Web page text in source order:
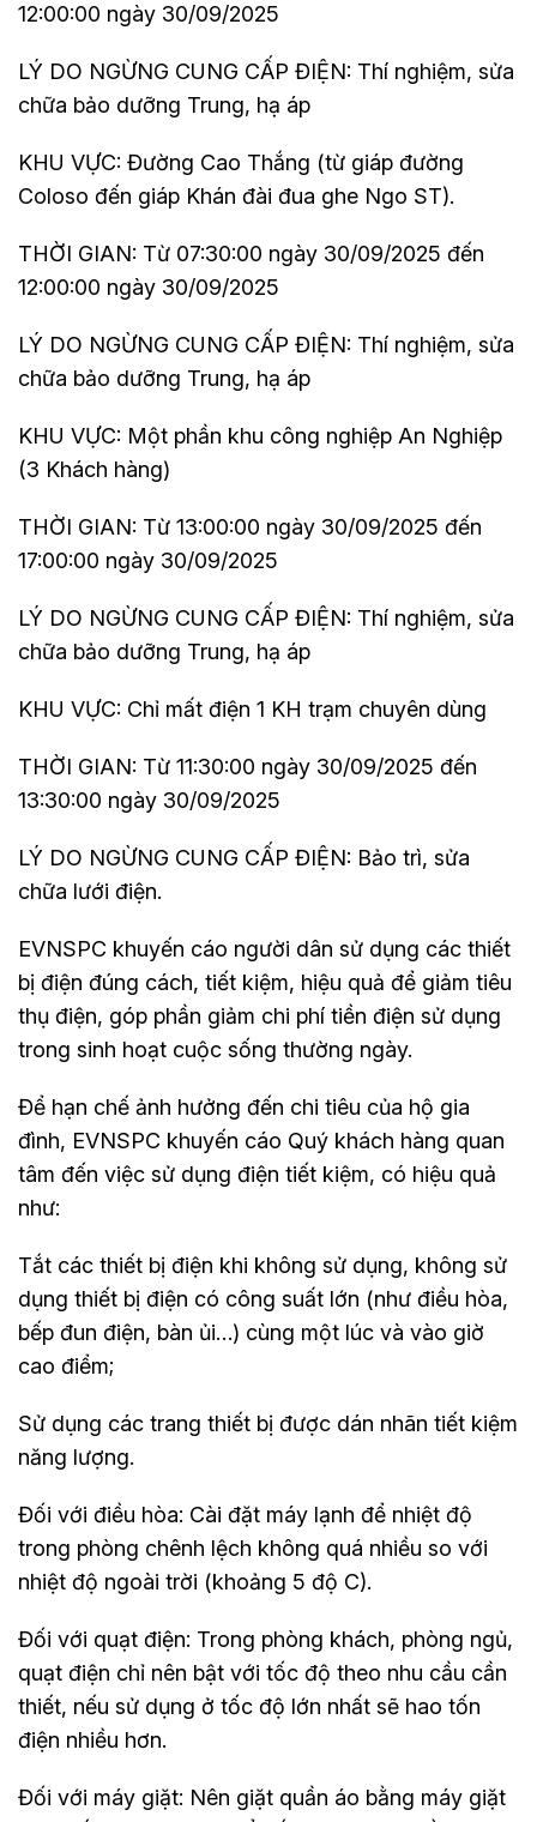
12:00:00 ngày 30/09/2025
LÝ DO NGỪNG CUNG CẤP ĐIỆN: Thí nghiệm, sửa
chữa bảo dưỡng Trung, hạ áp
KHU VỰC: Đường Cao Thắng (từ giáp đường
Coloso đến giáp Khán đài đua ghe Ngo ST).
THỜI GIAN: Từ 07:30:00 ngày 30/09/2025 đến
12:00:00 ngày 30/09/2025
LÝ DO NGỪNG CUNG CẤP ĐIỆN: Thí nghiệm, sửa
chữa bảo dưỡng Trung, hạ áp
KHU VỰC: Một phần khu công nghiệp An Nghiệp
(3 Khách hàng)
THỜI GIAN: Từ 13:00:00 ngày 30/09/2025 đến
17:00:00 ngày 30/09/2025
LÝ DO NGỪNG CUNG CẤP ĐIỆN: Thí nghiệm, sửa
chữa bảo dưỡng Trung, hạ áp
KHU VỰC: Chỉ mất điện 1 KH trạm chuyên dùng
THỜI GIAN: Từ 11:30:00 ngày 30/09/2025 đến
13:30:00 ngày 30/09/2025
LÝ DO NGỪNG CUNG CẤP ĐIỆN: Bảo trì, sửa
chữa lưới điện.
EVNSPC khuyến cáo người dân sử dụng các thiết
bị điện đúng cách, tiết kiệm, hiệu quả để giảm tiêu
thụ điện, góp phần giảm chi phí tiền điện sử dụng
trong sinh hoạt cuộc sống thường ngày.
Để hạn chế ảnh hưởng đến chi tiêu của hộ gia
đình, EVNSPC khuyến cáo Quý khách hàng quan
tâm đến việc sử dụng điện tiết kiệm, có hiệu quả
như:
Tắt các thiết bị điện khi không sử dụng, không sử
dụng thiết bị điện có công suất lớn (như điều hòa,
bếp đun điện, bàn ủi…) cùng một lúc và vào giờ
cao điểm;
Sử dụng các trang thiết bị được dán nhãn tiết kiệm
năng lượng.
Đối với điều hòa: Cài đặt máy lạnh để nhiệt độ
trong phòng chênh lệch không quá nhiều so với
nhiệt độ ngoài trời (khoảng 5 độ C).
Đối với quạt điện: Trong phòng khách, phòng ngủ,
quạt điện chỉ nên bật với tốc độ theo nhu cầu cần
thiết, nếu sử dụng ở tốc độ lớn nhất sẽ hao tốn
điện nhiều hơn.
Đối với máy giặt: Nên giặt quần áo bằng máy giặt